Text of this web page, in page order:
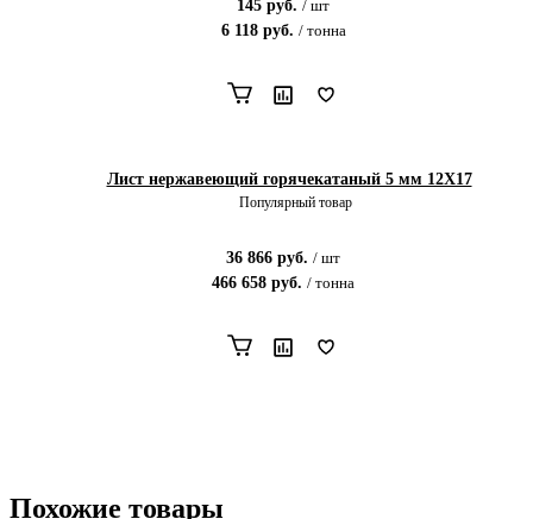
145 руб. / шт
6 118руб. / тонна
Лист нержавеющий горячекатаный 5 мм 12X17
Популярный товар
36 866 руб. / шт
466 658 руб. / тонна
Похожие товары